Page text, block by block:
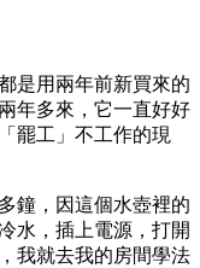
是用兩年前新買來的
年多來，它一直好好
罷工」不工作的現
鐘，因這個水壺裡的
水，插上電源，打開
我就去我的房間學法